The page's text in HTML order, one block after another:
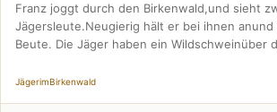
Franz joggt durch den Birkenwald,und sieht
Jägersleute.Neugierig hält er bei ihnen
Beute. Die Jäger haben ein Wildschweinüber
JägerimBirkenwald